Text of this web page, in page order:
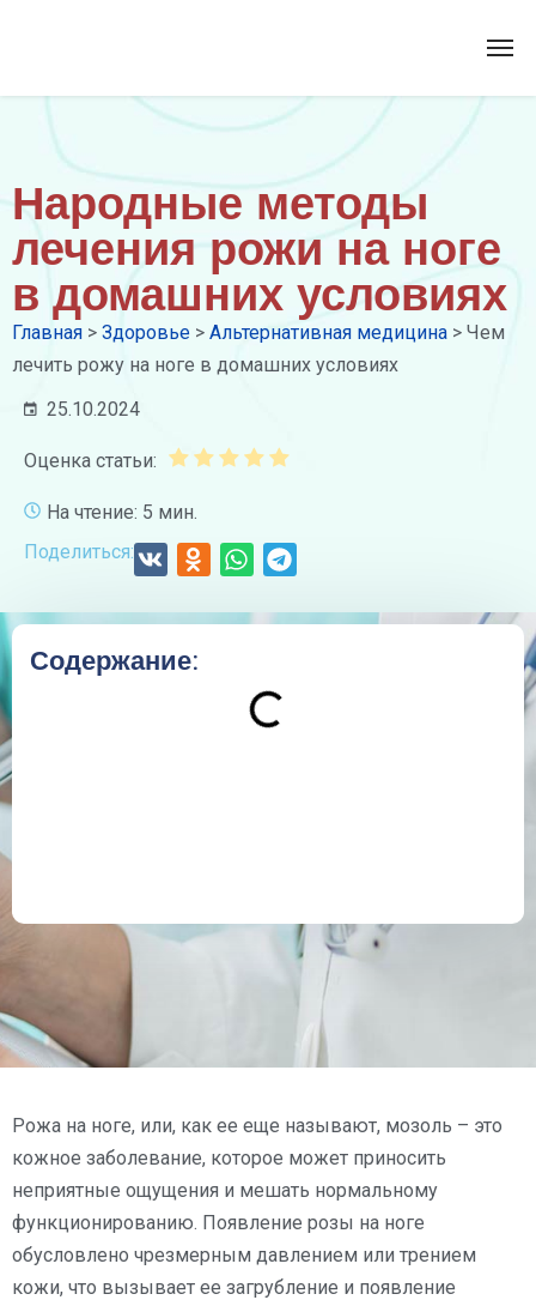
Народные методы
лечения рожи на ноге
в домашних условиях
Главная > Здоровье > Альтернативная медицина > Чем
лечить рожу на ноге в домашних условиях
25.10.2024
Оценка статьи:
На чтение: 5 мин.
Поделиться:
Содержание:
Рожа на ноге, или, как ее еще называют, мозоль – это
кожное заболевание, которое может приносить
неприятные ощущения и мешать нормальному
функционированию. Появление розы на ноге
обусловлено чрезмерным давлением или трением
кожи, что вызывает ее загрубление и появление